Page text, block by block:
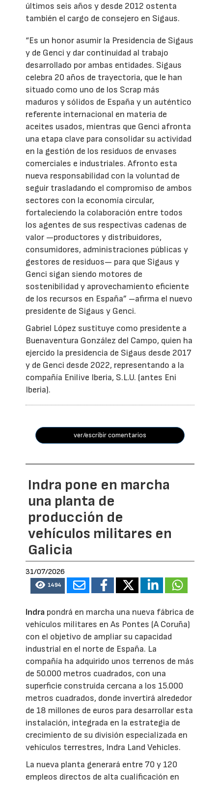
últimos seis años y desde 2012 ostenta
también el cargo de consejero en Sigaus.
“Es un honor asumir la Presidencia de Sigaus
y de Genci y dar continuidad al trabajo
desarrollado por ambas entidades. Sigaus
celebra 20 años de trayectoria, que le han
situado como uno de los Scrap más
maduros y sólidos de España y un auténtico
referente internacional en materia de
aceites usados, mientras que Genci afronta
una etapa clave para consolidar su actividad
en la gestión de los residuos de envases
comerciales e industriales. Afronto esta
nueva responsabilidad con la voluntad de
seguir trasladando el compromiso de ambos
sectores con la economía circular,
fortaleciendo la colaboración entre todos
los agentes de sus respectivas cadenas de
valor —productores y distribuidores,
consumidores, administraciones públicas y
gestores de residuos— para que Sigaus y
Genci sigan siendo motores de
sostenibilidad y aprovechamiento eficiente
de los recursos en España” –afirma el nuevo
presidente de Sigaus y Genci.
Gabriel López sustituye como presidente a
Buenaventura González del Campo, quien ha
ejercido la presidencia de Sigaus desde 2017
y de Genci desde 2022, representando a la
compañía Enilive Iberia, S.L.U. (antes Eni
Iberia).
ver/escribir comentarios
Indra pone en marcha
una planta de
producción de
vehículos militares en
Galicia
31/07/2026
1494
Indra pondrá en marcha una nueva fábrica de
vehículos militares en As Pontes (A Coruña)
con el objetivo de ampliar su capacidad
industrial en el norte de España. La
compañía ha adquirido unos terrenos de más
de 50.000 metros cuadrados, con una
superficie construida cercana a los 15.000
metros cuadrados, donde invertirá alrededor
de 18 millones de euros para desarrollar esta
instalación, integrada en la estrategia de
crecimiento de su división especializada en
vehículos terrestres, Indra Land Vehicles.
La nueva planta generará entre 70 y 120
empleos directos de alta cualificación en